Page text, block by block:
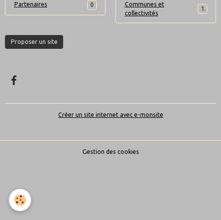
Partenaires 0
Communes et
collectivités
1
Proposer un site
Créer un site internet avec e-monsite
Gestion des cookies